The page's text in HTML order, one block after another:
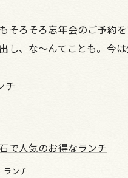
そろそろ忘年会のご予約
し、な～んてことも。今
チ
で人気のお得なランチ
ランチ